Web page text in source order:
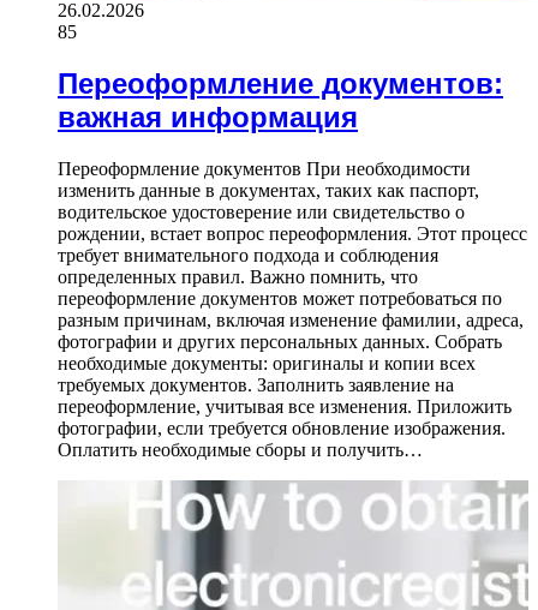
26.02.2026
85
Переоформление документов:
важная информация
Переоформление документов При необходимости
изменить данные в документах, таких как паспорт,
водительское удостоверение или свидетельство о
рождении, встает вопрос переоформления. Этот процесс
требует внимательного подхода и соблюдения
определенных правил. Важно помнить, что
переоформление документов может потребоваться по
разным причинам, включая изменение фамилии, адреса,
фотографии и других персональных данных. Собрать
необходимые документы: оригиналы и копии всех
требуемых документов. Заполнить заявление на
переоформление, учитывая все изменения. Приложить
фотографии, если требуется обновление изображения.
Оплатить необходимые сборы и получить…